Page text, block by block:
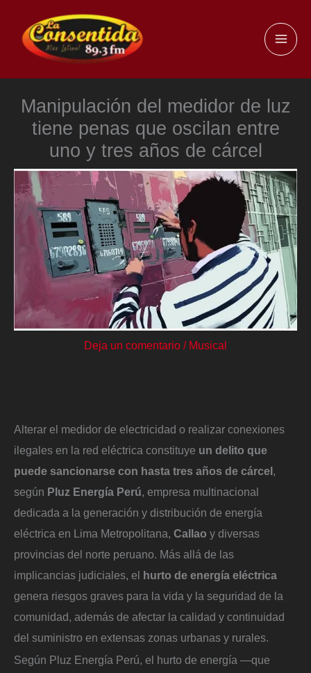
contenido
Manipulación del medidor de luz
tiene penas que oscilan entre
uno y tres años de cárcel
Deja un comentario / Musical
Alterar el medidor de electricidad o realizar conexiones
ilegales en la red eléctrica constituye un delito que
puede sancionarse con hasta tres años de cárcel,
según Pluz Energía Perú, empresa multinacional
dedicada a la generación y distribución de energía
eléctrica en Lima Metropolitana, Callao y diversas
provincias del norte peruano. Más allá de las
implicancias judiciales, el hurto de energía eléctrica
genera riesgos graves para la vida y la seguridad de la
comunidad, además de afectar la calidad y continuidad
del suministro en extensas zonas urbanas y rurales.
Según Pluz Energía Perú, el hurto de energía —que